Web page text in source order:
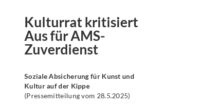
Kulturrat kritisiert
Aus für AMS-
Zuverdienst
Soziale Absicherung für Kunst und
Kultur auf der Kippe
(Pressemitteilung vom 28.5.2025)